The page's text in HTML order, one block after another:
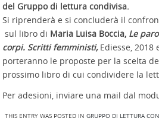
del Gruppo di lettura condivisa.
Si riprenderà e si concluderà il
sul libro di Maria Luisa Boccia, Le
corpi. Scritti femministi,Ediesse, 2018
porteranno le proposte per la scelta
prossimo libro di cui condividere la
Per adesioni, inviare una mail dal
THIS ENTRY WAS POSTED IN GRUPPO DI LETTURA